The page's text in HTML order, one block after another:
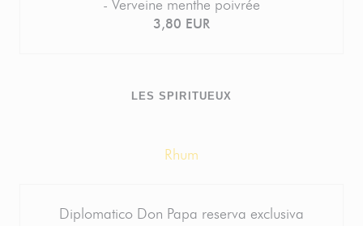
- Verveine menthe poivrée
3,80 EUR
LES SPIRITUEUX
Rhum
Diplomatico Don Papa reserva exclusiva